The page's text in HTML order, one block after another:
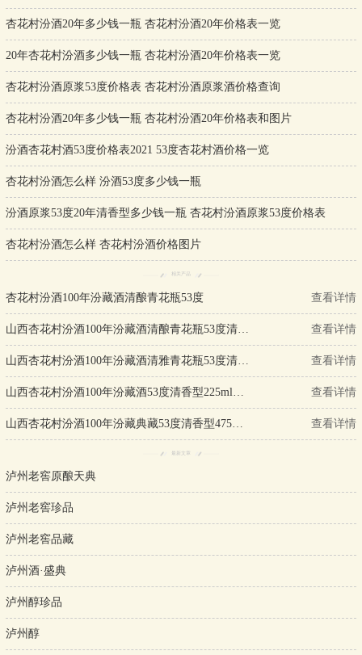
杏花村汾酒20年多少钱一瓶 杏花村汾酒20年价格表一览
20年杏花村汾酒多少钱一瓶 杏花村汾酒20年价格表一览
杏花村汾酒原浆53度价格表 杏花村汾酒原浆酒价格查询
杏花村汾酒20年多少钱一瓶 杏花村汾酒20年价格表和图片
汾酒杏花村酒53度价格表2021 53度杏花村酒价格一览
杏花村汾酒怎么样 汾酒53度多少钱一瓶
汾酒原浆53度20年清香型多少钱一瓶 杏花村汾酒原浆53度价格表
杏花村汾酒怎么样 杏花村汾酒价格图片
相关产品
杏花村汾酒100年汾藏酒清酿青花瓶53度 查看详情
查看详情
查看详情
查看详情
查看详情
最新文章
泸州老窖原酿天典
泸州老窖珍品
泸州老窖品藏
泸州酒·盛典
泸州醇珍品
泸州醇